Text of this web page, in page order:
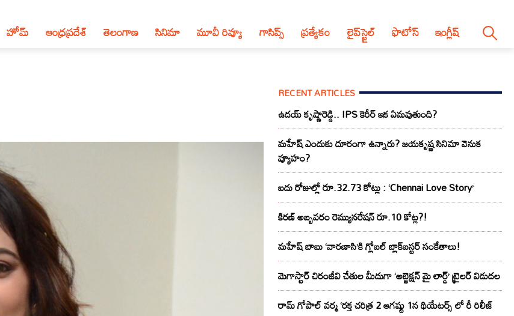
హోమ్ ఆంధ్ర‌ప్ర‌దేశ్‌ తెలంగాణ‌ సినిమా మూవీ రివ్యూ గాసిప్స్ ప్రత్యేకం లైప్‌స్టైల్‌ ఫొటోస్ ఇంగ్లీష్
RECENT ARTICLES
ఉదయ్ కృష్ణారెడ్డి.. IPS కెరీర్ ఇక ఏమవుతుంది?
మహేష్ ఎందుకు దూరంగా ఉన్నారు? జయకృష్ణ సినిమా వెనుక
వ్యూహం?
ఐదు రోజుల్లో రూ.32.73 కోట్లు : ‘Chennai Love Story’
కిరణ్ అబ్బవరం రెమ్యునరేషన్ రూ.10 కోట్ల?!
మహేష్ బాబు ‘వారణాసి’కి గ్లోబల్ బ్లాక్‌బస్టర్ సంకేతాలు!
మెగాస్టార్ చిరంజీవి చేతుల మీదుగా ‘అబ్జెక్ష‌న్ మై లార్డ్‌’ ట్రైల‌ర్ విడుద‌ల
రామ్ గోపాల్ వర్మ ‘రక్త చరిత్ర 2 ఆగష్టు 1న థియేటర్స్ లో రీ రిలీజ్